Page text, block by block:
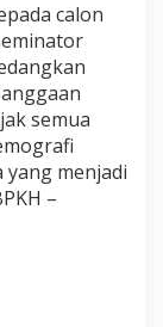
calon
semua
menjadi
–